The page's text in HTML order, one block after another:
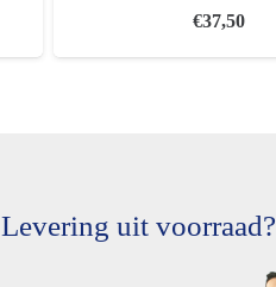
€37,50
Levering uit voorraad?